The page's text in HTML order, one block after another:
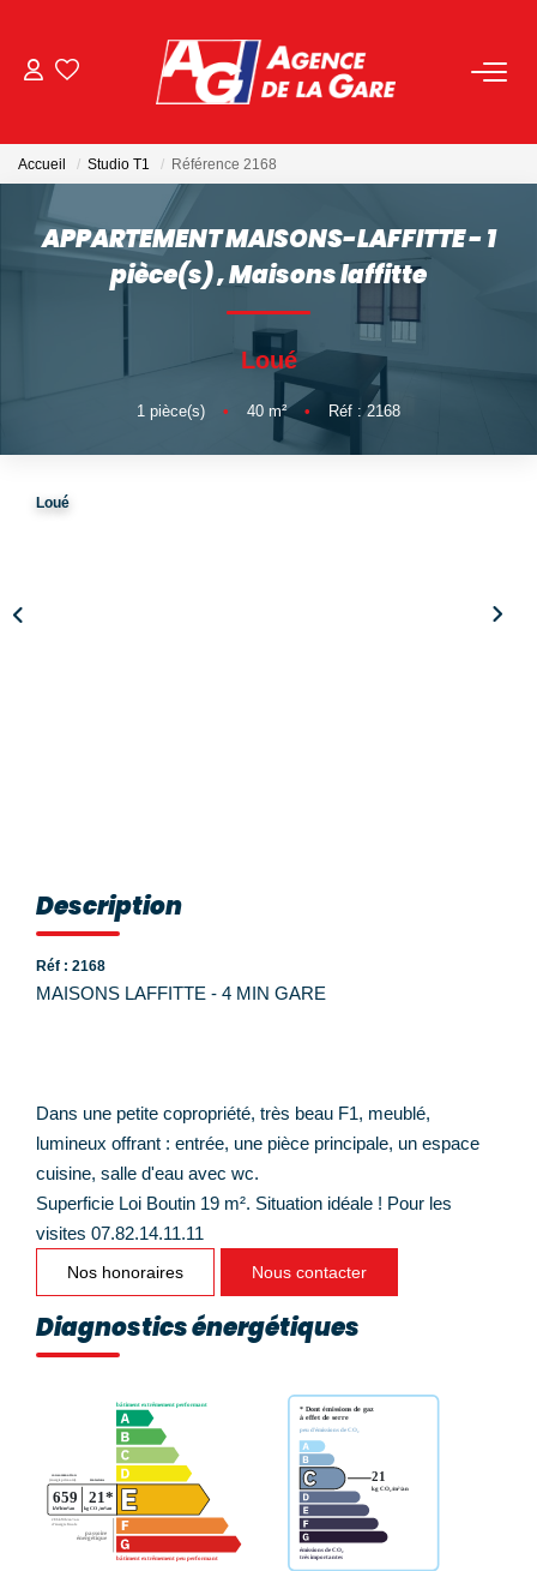
GESTION
BIENS VENDUS
NOS AGENCES
Accueil Studio T1 Référence 2168
APPARTEMENT MAISONS-LAFFITTE - 1
pièce(s),Maisons laffitte
Loué
1 pièce(s) • 40 m² • Réf : 2168
Loué
Description
Réf : 2168
MAISONS LAFFITTE - 4 MIN GARE
Dans une petite copropriété, très beau F1, meublé,
lumineux offrant : entrée, une pièce principale, un espace
cuisine, salle d'eau avec wc.
Superficie Loi Boutin 19 m². Situation idéale ! Pour les
visites 07.82.14.11.11
Nos honoraires Nous contacter
Diagnostics énergétiques